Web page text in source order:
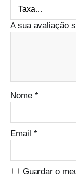
A sua avaliação
Nome *
Email *
Guardar o